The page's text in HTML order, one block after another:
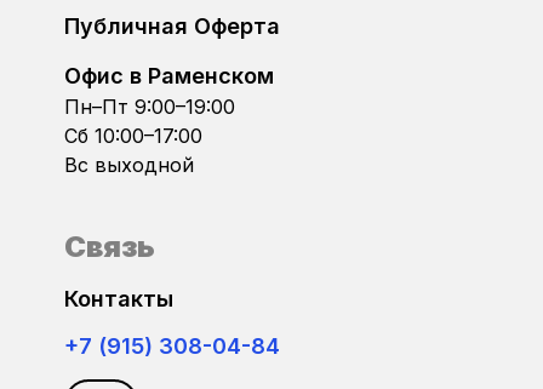
Higer
Hino
Honda
Hummer
Hyundai
Публичная Оферта
Офис в Раменском
Пн–Пт 9:00–19:00
Сб 10:00–17:00
Вс выходной
Связь
Контакты
+7 (915) 308-04-84